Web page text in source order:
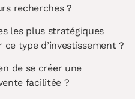
recherches ?
les plus stratégiques
type d’investissement ?
de se créer une
facilitée ?